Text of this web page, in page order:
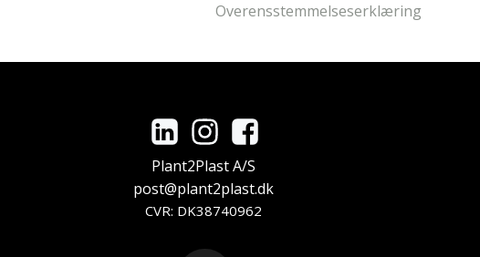
Overensstemmelseserklæring
Plant2Plast A/S
post@plant2plast.dk
CVR: DK38740962